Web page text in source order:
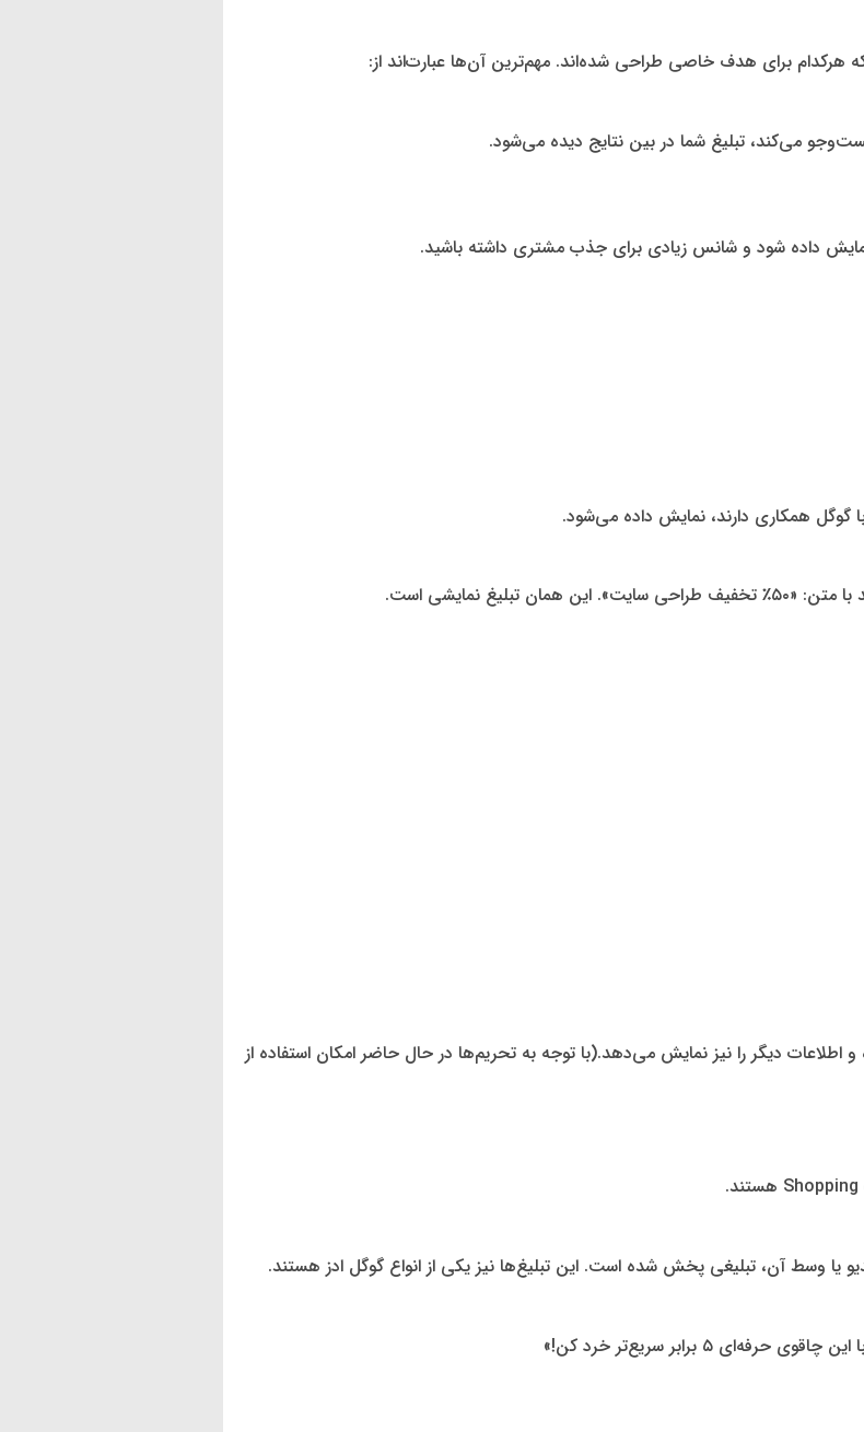
هرکدام برای هدف خاصی طراحی شده‌اند. مهم‌ترین آن‌ها عبارت‌اند از:
می‌کند، تبلیغ شما در بین نتایج دیده می‌شود.
داده شود و شانس زیادی برای جذب مشتری داشته باشید.